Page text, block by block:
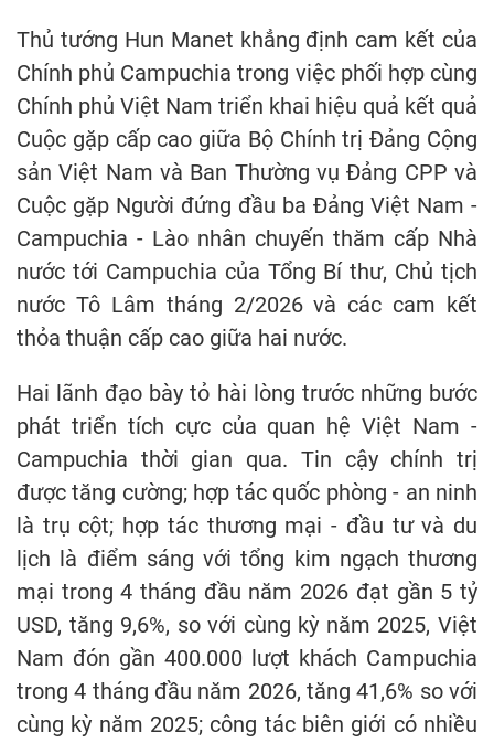
Thủ tướng Hun Manet khẳng định cam kết của
Chính phủ Campuchia trong việc phối hợp cùng
Chính phủ Việt Nam triển khai hiệu quả kết quả
Cuộc gặp cấp cao giữa Bộ Chính trị Đảng Cộng
sản Việt Nam và Ban Thường vụ Đảng CPP và
Cuộc gặp Người đứng đầu ba Đảng Việt Nam -
Campuchia - Lào nhân chuyến thăm cấp Nhà
nước tới Campuchia của Tổng Bí thư, Chủ tịch
nước Tô Lâm tháng 2/2026 và các cam kết
thỏa thuận cấp cao giữa hai nước.
Hai lãnh đạo bày tỏ hài lòng trước những bước
phát triển tích cực của quan hệ Việt Nam -
Campuchia thời gian qua. Tin cậy chính trị
được tăng cường; hợp tác quốc phòng - an ninh
là trụ cột; hợp tác thương mại - đầu tư và du
lịch là điểm sáng với tổng kim ngạch thương
mại trong 4 tháng đầu năm 2026 đạt gần 5 tỷ
USD, tăng 9,6%, so với cùng kỳ năm 2025, Việt
Nam đón gần 400.000 lượt khách Campuchia
trong 4 tháng đầu năm 2026, tăng 41,6% so với
cùng kỳ năm 2025; công tác biên giới có nhiều